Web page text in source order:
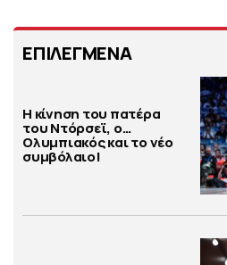
ΕΠΙΛΕΓΜΕΝΑ
Η κίνηση του πατέρα
του Ντόρσεϊ, ο…
Ολυμπιακός και το νέο
συμβόλαιο!